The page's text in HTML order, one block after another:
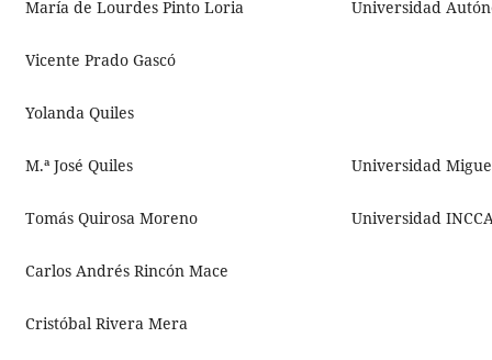
María de Lourdes Pinto Loria Universidad
Vicente Prado Gascó
Yolanda Quiles
M.ª José Quiles Universidad
Tomás Quirosa Moreno Universidad
Carlos Andrés Rincón Mace
Cristóbal Rivera Mera